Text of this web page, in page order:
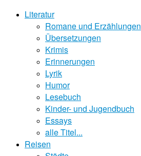
Literatur
Romane und Erzählungen
Übersetzungen
Krimis
Erinnerungen
Lyrik
Humor
Lesebuch
Kinder- und Jugendbuch
Essays
alle Titel...
Reisen